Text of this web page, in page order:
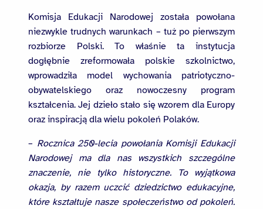
Komisja Edukacji Narodowej została powołana
niezwykle trudnych warunkach – tuż po pierwszym
rozbiorze Polski. To właśnie ta instytucja
dogłębnie zreformowała polskie szkolnictwo,
wprowadziła model wychowania patriotyczno-
obywatelskiego oraz nowoczesny program
kształcenia. Jej dzieło stało się wzorem dla Europy
oraz inspiracją dla wielu pokoleń Polaków.
– Rocznica 250-lecia powołania Komisji Edukacji
Narodowej ma dla nas wszystkich szczególne
znaczenie, nie tylko historyczne. To wyjątkowa
okazja, by razem uczcić dziedzictwo edukacyjne,
które kształtuje nasze społeczeństwo od pokoleń.